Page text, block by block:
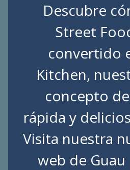
Descubre
Street
convertido
Kitchen,
concepto
rápida y
Visita nuestra
web de